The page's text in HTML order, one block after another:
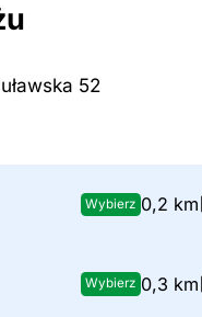
52
Wybierz 0,2 km
Wybierz 0,3 km